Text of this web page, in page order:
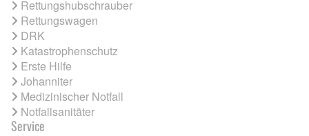
Rettungshubschrauber
Rettungswagen
DRK
Katastrophenschutz
Erste Hilfe
Johanniter
Medizinischer Notfall
Notfallsanitäter
Service